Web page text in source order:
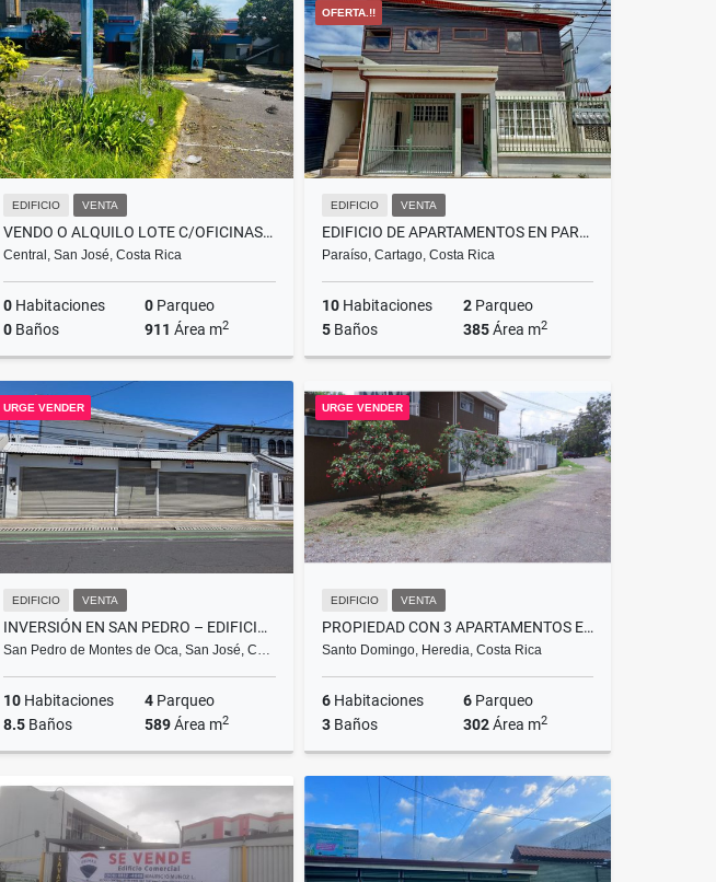
EDIFICIO VENTA
VENDO O ALQUILO LOTE C/OFICINAS, COMERCIAL, HOTEL, CLÍNICA. SJ
Central, San José, Costa Rica
0 Habitaciones 0 Parqueo
0 Baños 911 Área m2
US$1,300,000
OFERTA.!!
EDIFICIO VENTA
EDIFICIO DE APARTAMENTOS EN PARAISO DE CARTAGO SE VENDE
Paraíso, Cartago, Costa Rica
10Habitaciones 2Parqueo
5Baños 385Área m2
Venta
₡160.000.000
URGE VENDER
EDIFICIO VENTA
INVERSIÓN EN SAN PEDRO – EDIFICIO CORPORATIVO
San Pedro de Montes de Oca, San José, C…
10 Habitaciones 4 Parqueo
8.5 Baños 589Área m2
Venta
₡417.000.000
Alquiler
URGE VENDER
EDIFICIO VENTA
PROPIEDAD CON 3 APARTAMENTOS EN VENTA – BARRIO DEL SOCORRO, HEREDIA
Santo Domingo, Heredia, Costa Rica
6Habitaciones 6Parqueo
3Baños 302Área m2
Venta
US$375,000